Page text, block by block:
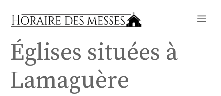
Églises situées à
Lamaguère